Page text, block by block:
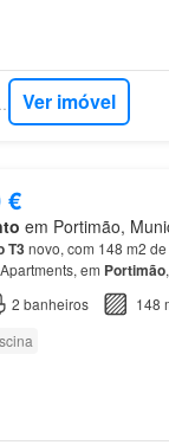
Ver imóvel
€
em Portimão,
T3novo, com 148 m2
em Portimão
2 banheiros
148